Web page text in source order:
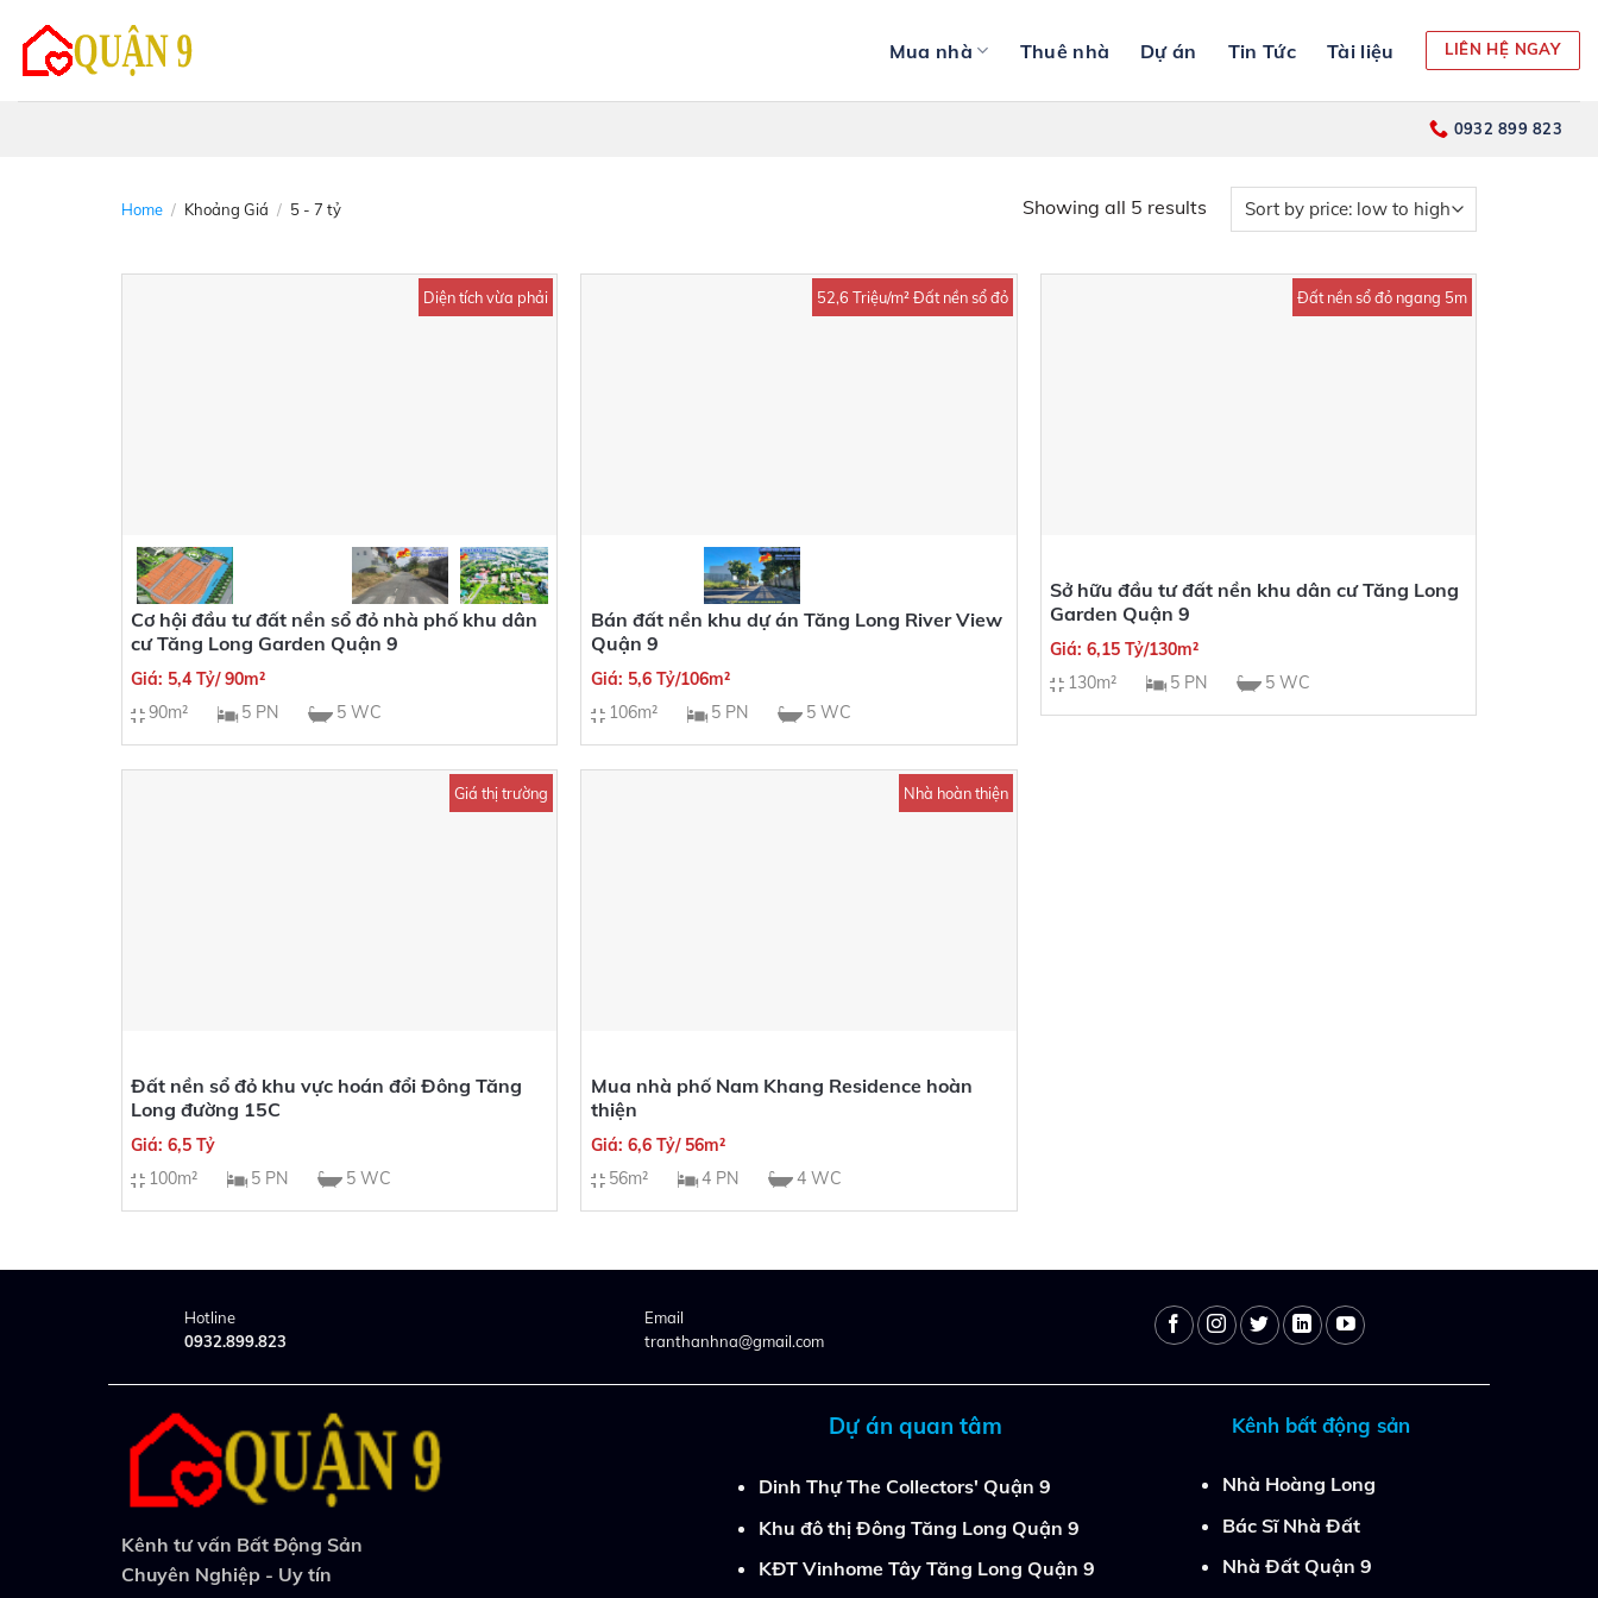
content
Mua nhà Thuê nhà Dự án Tin Tức Tài liệu LIÊN HỆ NGAY
0932 899 823
Home / Khoảng Giá / 5 - 7 tỷ Showing all 5 results
Diện tích vừa phải
Cơ hội đầu tư đất nền sổ đỏ nhà phố khu dân
cư Tăng Long Garden Quận 9
Giá: 5,4 Tỷ/ 90m²
90m²
5 PN 5 WC
52,6 Triệu/m² Đất nền sổ đỏ
Bán đất nền khu dự án Tăng Long River View
Quận 9
Giá: 5,6 Tỷ/106m²
106m²
5 PN 5 WC
Đất nền sổ đỏ ngang 5m
Sở hữu đầu tư đất nền khu dân cư Tăng Long
Garden Quận 9
Giá: 6,15 Tỷ/130m²
130m²
5 PN 5 WC
Giá thị trường
Đất nền sổ đỏ khu vực hoán đổi Đông Tăng
Long đường 15C
Giá: 6,5 Tỷ
100m²
5 PN 5 WC
Nhà hoàn thiện
Mua nhà phố Nam Khang Residence hoàn
thiện
Giá: 6,6 Tỷ/ 56m²
56m²
4 PN 4 WC
Hotline
0932.899.823
Email
tranthanhna@gmail.com
Kênh tư vấn Bất Động Sản
Chuyên Nghiệp - Uy tín
Dự án quan tâm
Dinh Thự The Collectors' Quận 9
Khu đô thị Đông Tăng Long Quận 9
KĐT Vinhome Tây Tăng Long Quận 9
Kênh bất động sản
Nhà Hoàng Long
Bác Sĩ Nhà Đất
Nhà Đất Quận 9